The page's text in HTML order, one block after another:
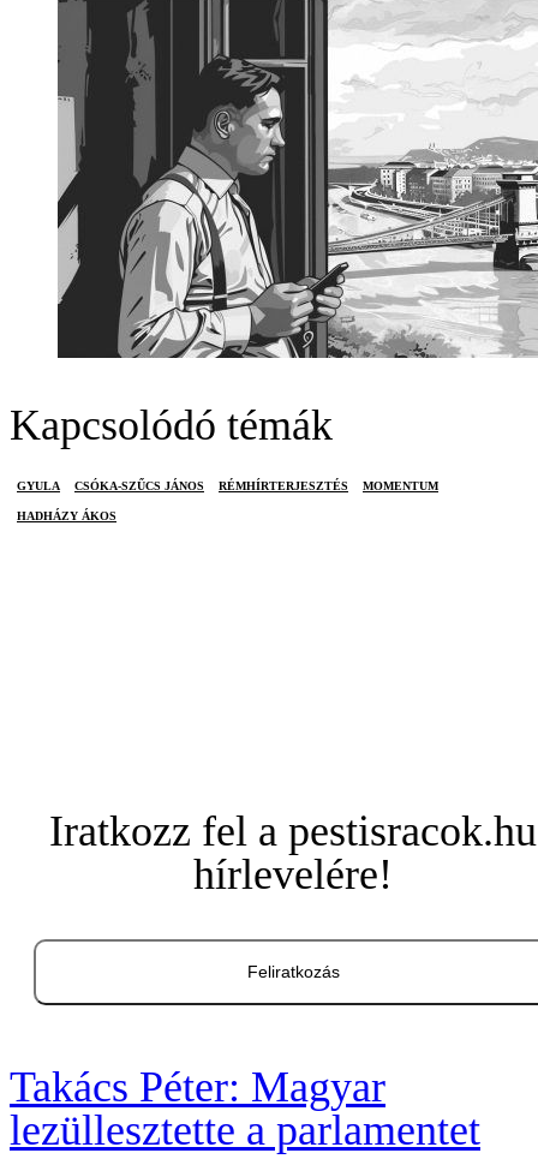
Kapcsolódó témák
GYULA CSÓKA-SZŰCS JÁNOS RÉMHÍRTERJESZTÉS MOMENTUM
HADHÁZY ÁKOS
Iratkozz fel a pestisracok.hu
hírlevelére!
Feliratkozás
Takács Péter: Magyar
lezüllesztette a parlamentet